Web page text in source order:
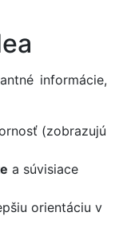
informácie,
(zobrazujú
a súvisiace
orientáciu v